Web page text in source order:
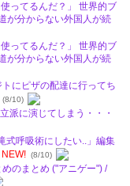
ってるんだ？」 世界的ブ
が分からない外国人が続
ってるんだ？」 世界的ブ
が分からない外国人が続
にピザの配達に行ってち
(8/10)
派に演じてしまう・・・
式呼吸術にしたい..」編集
NEW! (8/10)
のまとめ ("アニゲー") /